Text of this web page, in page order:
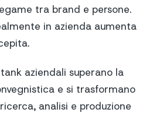
tra brand e persone.
in azienda aumenta
aziendali superano la
e si trasformano
analisi e produzione